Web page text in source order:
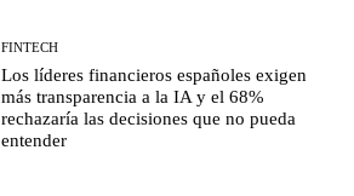
FINTECH
Los líderes financieros españoles exigen
más transparencia a la IA y el 68%
rechazaría las decisiones que no pueda
entender